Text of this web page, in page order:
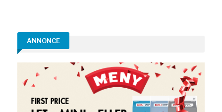
ANNONCE